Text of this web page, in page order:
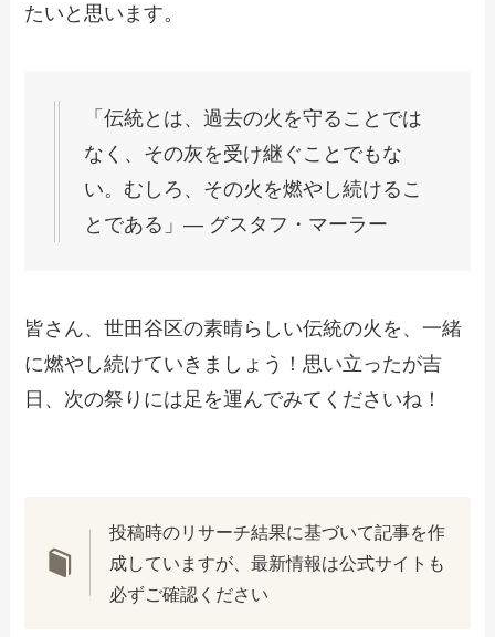
たいと思います。
「伝統とは、過去の火を守ることでは
なく、その灰を受け継ぐことでもな
い。むしろ、その火を燃やし続けるこ
とである」― グスタフ・マーラー
皆さん、世田谷区の素晴らしい伝統の火を、一緒
に燃やし続けていきましょう！思い立ったが吉
日、次の祭りには足を運んでみてくださいね！
投稿時のリサーチ結果に基づいて記事を作
成していますが、最新情報は公式サイトも
必ずご確認ください